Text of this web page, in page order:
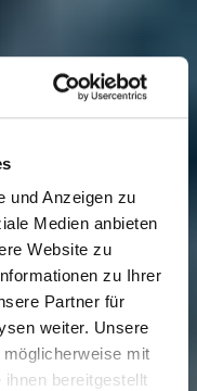
und Anzeigen zu
Medien anbieten
Website zu
zu Ihrer
Partner für
weiter. Unsere
mit
bereitgestellt